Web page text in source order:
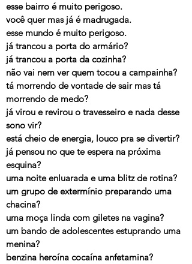
esse bairro é muito perigoso.
você quer mas já é madrugada.
esse mundo é muito perigoso.
já trancou a porta do armário?
já trancou a porta da cozinha?
não vai nem ver quem tocou a campainha?
tá morrendo de vontade de sair mas tá
morrendo de medo?
já virou e revirou o travesseiro e nada desse
sono vir?
está cheio de energia, louco pra se divertir?
já pensou no que te espera na próxima
esquina?
uma noite enluarada e uma blitz de rotina?
um grupo de extermínio preparando uma
chacina?
uma moça linda com giletes na vagina?
um bando de adolescentes estuprando uma
menina?
benzina heroína cocaína anfetamina?